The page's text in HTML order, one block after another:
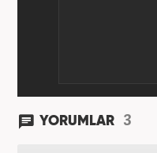
YORUMLAR 3